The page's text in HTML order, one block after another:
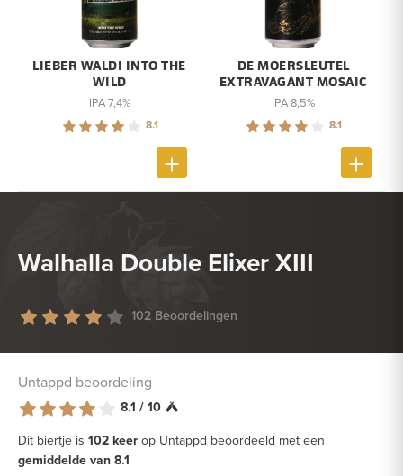
LIEBER WALDI INTO THE
WILD
IPA 7,4%
8.1
DE MOERSLEUTEL
EXTRAVAGANT MOSAIC
IPA 8,5%
8.1
Walhalla Double Elixer XIII
102 Beoordelingen
Untappd beoordeling
8.1 / 10
Dit biertje is 102 keer op Untappd beoordeeld met een
gemiddelde van 8.1